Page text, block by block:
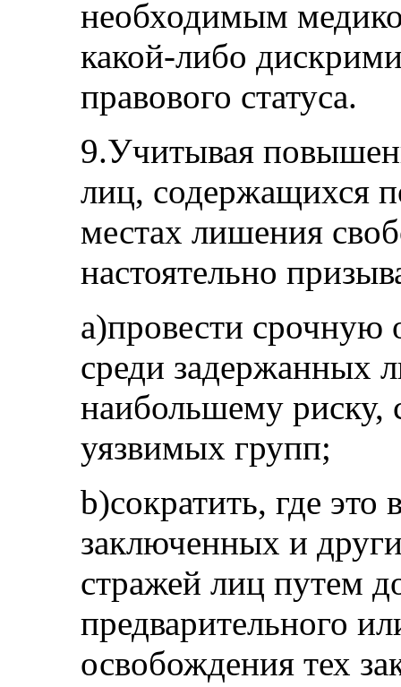
необходимым
какой-либо
правового статуса.
9.Учитывая
лиц, содержащихся
местах лишения
настоятельно
a)провести срочную
среди задержанных
наибольшему риску,
уязвимых групп;
b)сократить, где
заключенных и
стражей лиц путем
предварительного
освобождения тех